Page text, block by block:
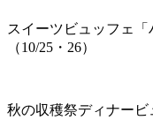
スイーツビュッフェ「
（10/25・26）
秋の収穫祭ディナービ